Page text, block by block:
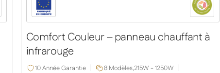
Comfort Couleur – panneau chauffant à
infrarouge
10 Année Garantie 8 Modèles,215W - 1250W